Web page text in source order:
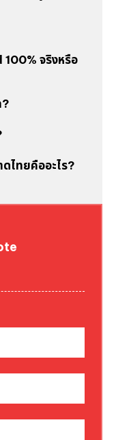
จริงหรือ
?
ไทยคืออะไร?